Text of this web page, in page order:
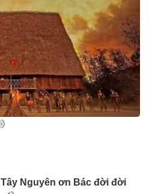
Tây Nguyên ơn Bác đời đời